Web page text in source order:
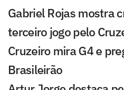
Gabriel Rojas mostra
terceiro jogo pelo
Cruzeiro mira G4 e
Brasileirão